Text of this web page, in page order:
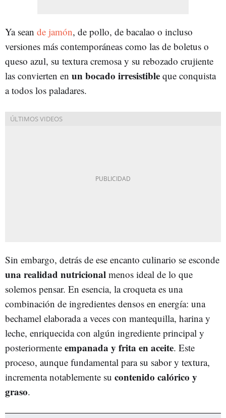
Ya sean de jamón, de pollo, de bacalao o incluso
versiones más contemporáneas como las de boletus o
queso azul, su textura cremosa y su rebozado crujiente
las convierten en un bocado irresistible que conquista
a todos los paladares.
Sin embargo, detrás de ese encanto culinario se esconde
una realidad nutricional menos ideal de lo que
solemos pensar. En esencia, la croqueta es una
combinación de ingredientes densos en energía: una
bechamel elaborada a veces con mantequilla, harina y
leche, enriquecida con algún ingrediente principal y
posteriormente empanada y frita en aceite. Este
proceso, aunque fundamental para su sabor y textura,
incrementa notablemente su contenido calórico y
graso.